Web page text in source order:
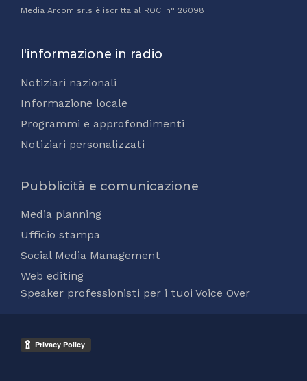
Media Arcom srls è iscritta al ROC: n° 26098
l'informazione in radio
Notiziari nazionali
Informazione locale
Programmi e approfondimenti
Notiziari personalizzati
Pubblicità e comunicazione
Media planning
Ufficio stampa
Social Media Management
Web editing
Speaker professionisti per i tuoi Voice Over